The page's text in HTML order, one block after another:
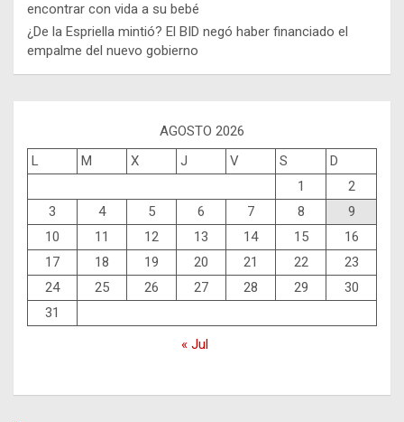
encontrar con vida a su bebé
¿De la Espriella mintió? El BID negó haber financiado el
empalme del nuevo gobierno
AGOSTO 2026
L
M X J V S
D
1
2
3
4 5 6 7 8
9
10
11 12 13 14 15
16
17
18 19 20 21 22
23
24
25 26 27 28 29
30
31
« Jul